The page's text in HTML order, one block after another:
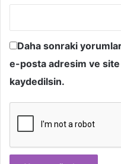
Daha sonraki
e-posta adresim ve site
kaydedilsin.